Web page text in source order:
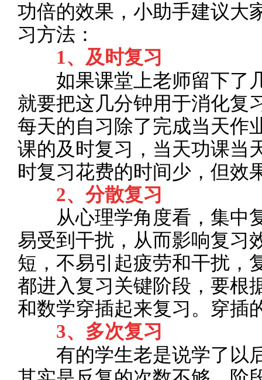
功倍的效果，小助手建议大
习方法：
1、及时复习
如果课堂上老师留下了
就要把这几分钟用于消化复
每天的自习除了完成当天作
课的及时复习，当天功课当
时复习花费的时间少，但效
2、分散复习
从心理学角度看，集中
易受到干扰，从而影响复习
短，不易引起疲劳和干扰，
都进入复习关键阶段，要根
和数学穿插起来复习。穿插
3、多次复习
有的学生老是说学了以